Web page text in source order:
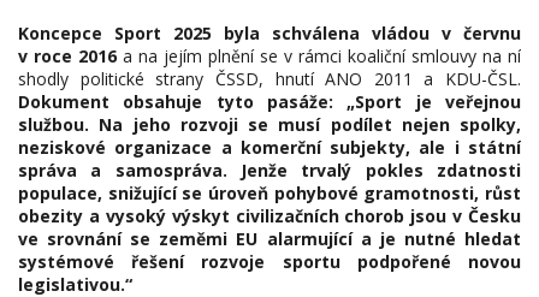
Koncepce Sport 2025 byla schválena vládou v červnu
v roce 2016 a na jejím plnění se v rámci koaliční smlouvy na ní
shodly politické strany ČSSD, hnutí ANO 2011 a KDU-ČSL.
Dokument obsahuje tyto pasáže: „Sport je veřejnou
službou. Na jeho rozvoji se musí podílet nejen spolky,
neziskové organizace a komerční subjekty, ale i státní
správa a samospráva. Jenže trvalý pokles zdatnosti
populace, snižující se úroveň pohybové gramotnosti, růst
obezity a vysoký výskyt civilizačních chorob jsou v Česku
ve srovnání se zeměmi EU alarmující a je nutné hledat
systémové řešení rozvoje sportu podpořené novou
legislativou.“